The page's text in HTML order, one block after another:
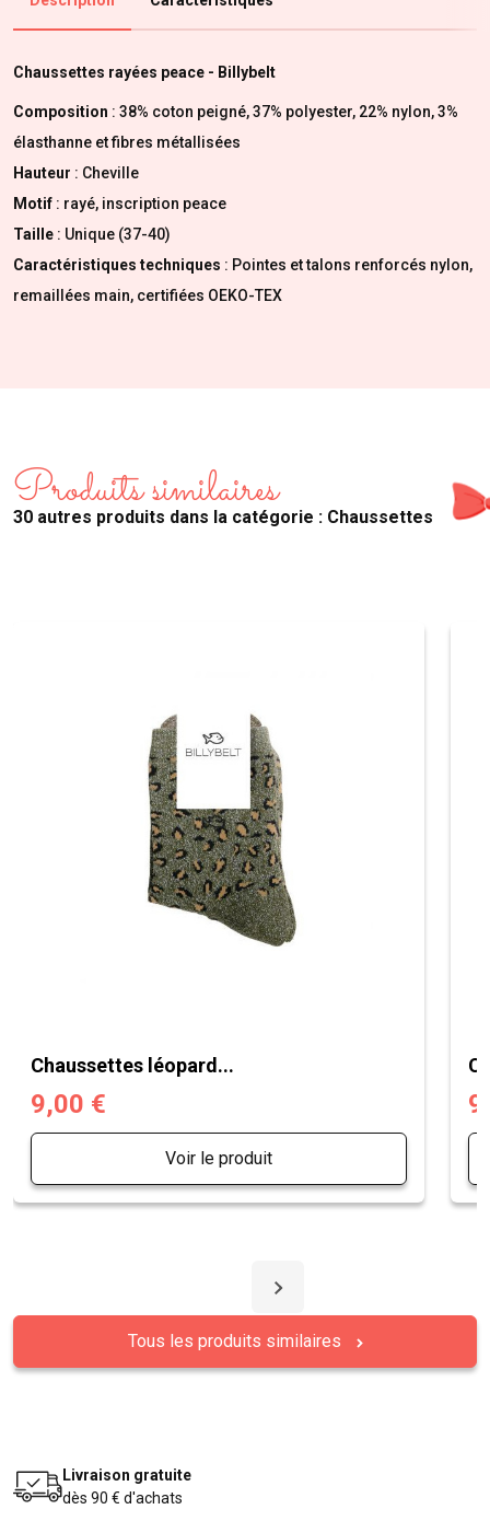
Chaussettes rayées peace - Billybelt
Composition : 38% coton peigné, 37% polyester, 22% nylon, 3%
élasthanne et fibres métallisées
Hauteur : Cheville
Motif : rayé, inscription peace
Taille : Unique (37-40)
Caractéristiques techniques : Pointes et talons renforcés nylon,
remaillées main, certifiées OEKO-TEX
Produits similaires
30 autres produits dans la catégorie : Chaussettes
Chaussettes léopard...
9,00 €
Voir le produit
Tous les produits similaires
Livraison gratuite
dès 90 € d'achats